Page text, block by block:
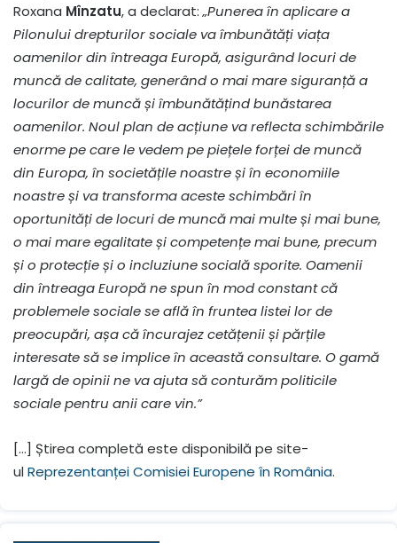
Roxana Mînzatu, a declarat:„Punerea în aplicare a
Pilonului drepturilor sociale va îmbunătăți viața
oamenilor din întreaga Europă, asigurând locuri de
muncă de calitate, generând o mai mare siguranță a
locurilor de muncă și îmbunătățind bunăstarea
oamenilor. Noul plan de acțiune va reflecta schimbările
enorme pe care le vedem pe piețele forței de muncă
din Europa, în societățile noastre și în economiile
noastre și va transforma aceste schimbări în
oportunități de locuri de muncă mai multe și mai bune,
o mai mare egalitate și competențe mai bune, precum
și o protecție și o incluziune socială sporite. Oamenii
din întreaga Europă ne spun în mod constant că
problemele sociale se află în fruntea listei lor de
preocupări, așa că încurajez cetățenii și părțile
interesate să se implice în această consultare. O gamă
largă de opinii ne va ajuta să conturăm politicile
sociale pentru anii care vin.”
[…] Știrea completă este disponibilă pe site-
ulReprezentanței Comisiei Europene în România.